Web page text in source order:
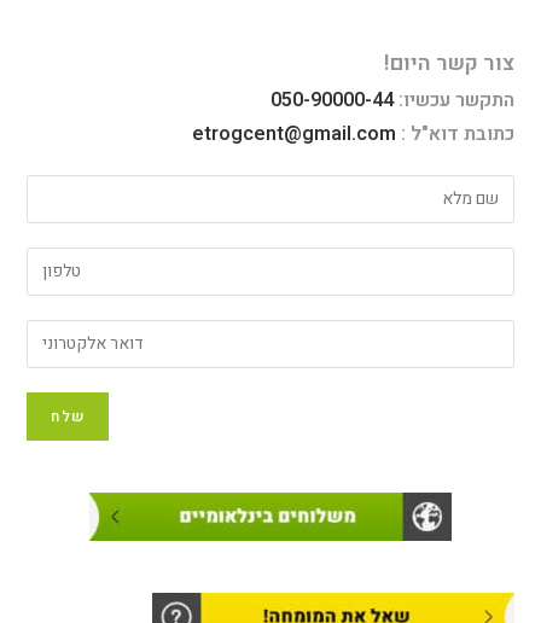
צור קשר היום!
התקשר עכשיו:050-90000-44
כתובת דוא"ל : etrogcent@gmail.com